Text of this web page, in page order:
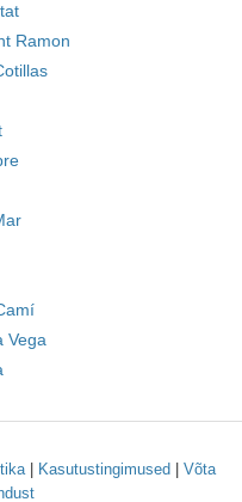
Ramon
Vega
| Kasutustingimused
Võta